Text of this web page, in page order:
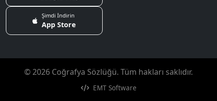
Şimdi İndirin
App Store
© 2026 Coğrafya Sözlüğü. Tüm hakları saklıdır.
EMT Software